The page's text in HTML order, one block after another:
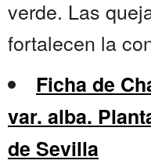
verde. Las
fortalecen la
Ficha de
var. alba.
de Sevilla